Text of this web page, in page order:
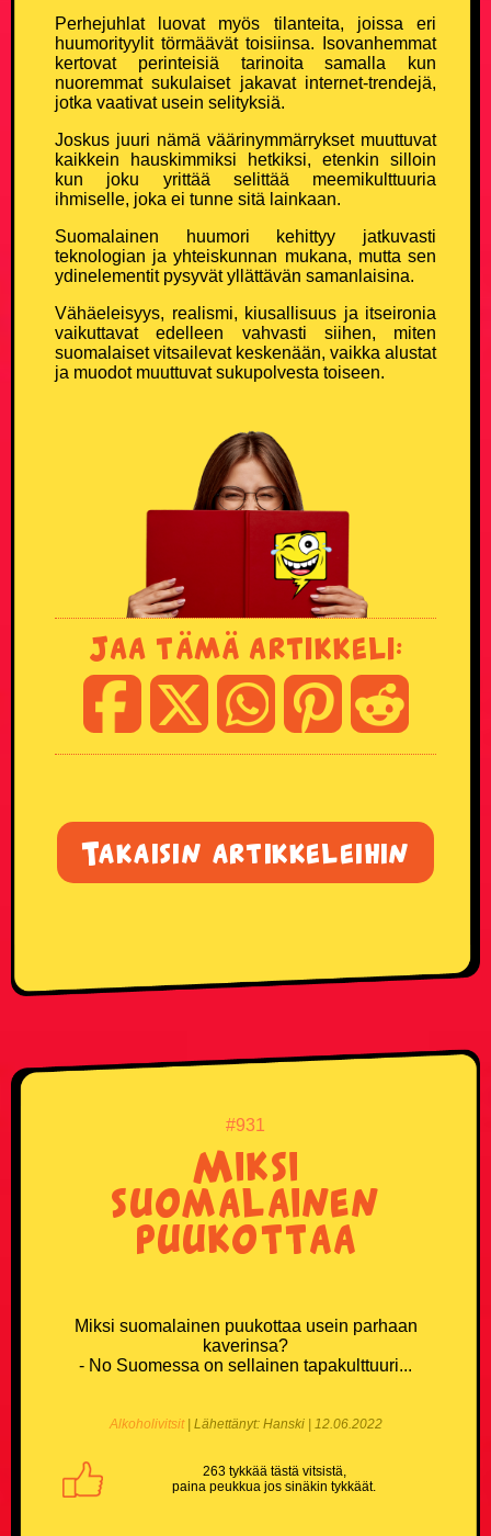
Perhejuhlat luovat myös tilanteita, joissa eri
huumorityylit törmäävät toisiinsa. Isovanhemmat
kertovat perinteisiä tarinoita samalla kun
nuoremmat sukulaiset jakavat internet-trendejä,
jotka vaativat usein selityksiä.
Joskus juuri nämä väärinymmärrykset muuttuvat
kaikkein hauskimmiksi hetkiksi, etenkin silloin
kun joku yrittää selittää meemikulttuuria
ihmiselle, joka ei tunne sitä lainkaan.
Suomalainen huumori kehittyy jatkuvasti
teknologian ja yhteiskunnan mukana, mutta sen
ydinelementit pysyvät yllättävän samanlaisina.
Vähäeleisyys, realismi, kiusallisuus ja itseironia
vaikuttavat edelleen vahvasti siihen, miten
suomalaiset vitsailevat keskenään, vaikka alustat
ja muodot muuttuvat sukupolvesta toiseen.
Jaa tämä artikkeli:
Takaisin artikkeleihin
#931
Miksi
suomalainen
puukottaa
Miksi suomalainen puukottaa usein parhaan
kaverinsa?
- No Suomessa on sellainen tapakulttuuri...
Alkoholivitsit| Lähettänyt: Hanski | 12.06.2022
263 tykkää tästä vitsistä,
paina peukkua jos sinäkin tykkäät.